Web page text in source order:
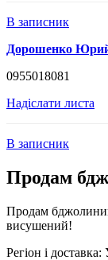
В записник
Дорошенко
0955018081
Надіслати листа
В записник
Продам
Продам
висушений!
Регіон і доставка: